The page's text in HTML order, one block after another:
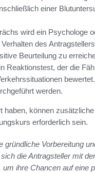
einer
wird ein Psychologe
des
Beurteilung zu
Reaktionstest, der die
werden.
können
erforderlich sein.
Vorbereitung
die Antragsteller mit
ihre Chancen auf eine